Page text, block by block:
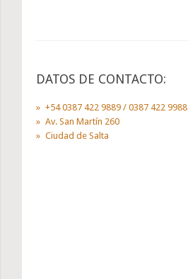
DATOS DE CONTACTO:
+54 0387 422 9889 / 0387 422 9988
Av. San Martín 260
Ciudad de Salta